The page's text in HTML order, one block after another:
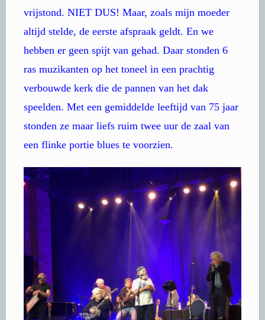
vrijstond. NIET DUS! Maar, zoals mijn moeder
altijd stelde, de eerste afspraak geldt. En we
hebben er geen spijt van gehad. Daar stonden 6
ras muzikanten op het toneel in een prachtig
verbouwde kerk die de pannen van het dak
speelden. Met een gemiddelde leeftijd van 75 jaar
stonden ze maar liefs ruim twee uur de zaal van
een flinke portie blues te voorzien.